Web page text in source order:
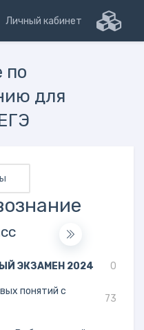
Личный кабинет
по
для
ЭКЗАМЕН 2024 0
понятий с
73